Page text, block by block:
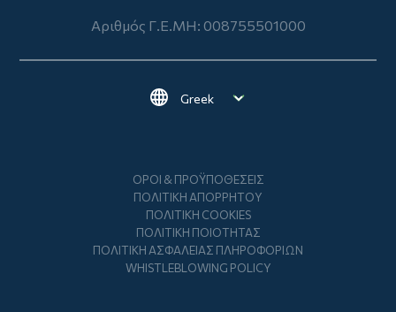
Αριθμός Γ.Ε.ΜΗ: 008755501000
Select your language
ΌΡΟΙ & ΠΡΟΫΠΟΘΈΣΕΙΣ
ΠΟΛΙΤΙΚΉ ΑΠΟΡΡΉΤΟΥ
ΠΟΛΙΤΙΚΉ COOKIES
ΠΟΛΙΤΙΚΉ ΠΟΙΌΤΗΤΑΣ
ΠΟΛΙΤΙΚΉ ΑΣΦΆΛΕΙΑΣ ΠΛΗΡΟΦΟΡΙΏΝ
WHISTLEBLOWING POLICY